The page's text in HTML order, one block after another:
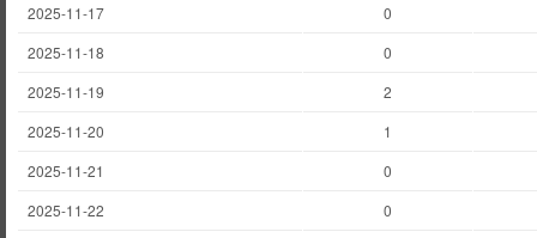
2025-11-17
0
2025-11-18
0
2025-11-19
2
2025-11-20
1
2025-11-21
0
2025-11-22
0